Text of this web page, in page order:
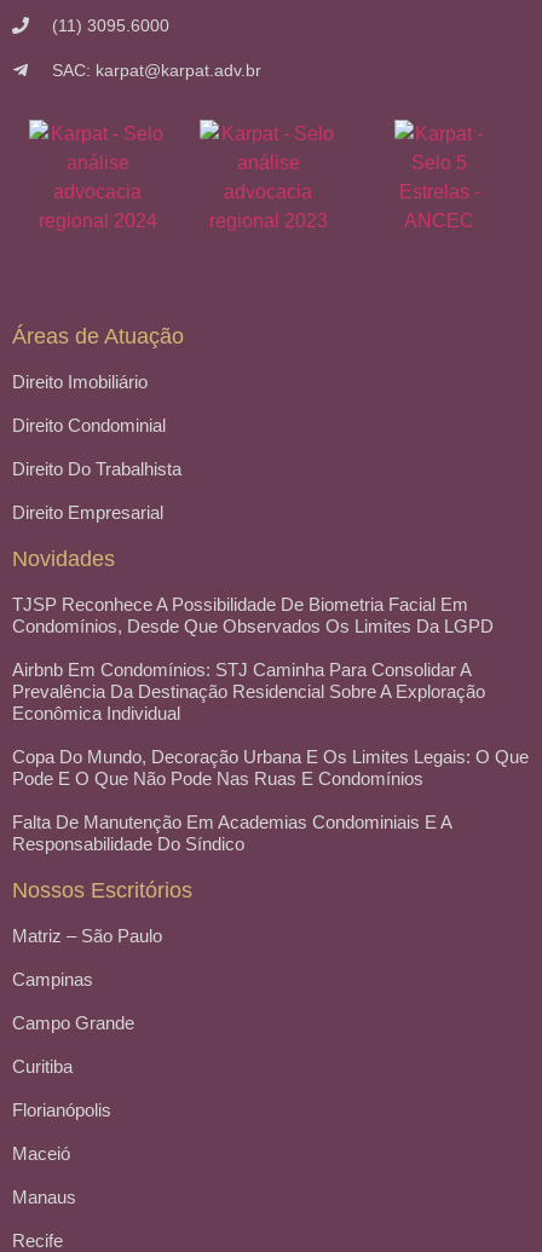
(11) 3095.6000
SAC: karpat@karpat.adv.br
Áreas de Atuação
Direito Imobiliário
Direito Condominial
Direito Do Trabalhista
Direito Empresarial
Novidades
TJSP Reconhece A Possibilidade De Biometria Facial Em
Condomínios, Desde Que Observados Os Limites Da LGPD
Airbnb Em Condomínios: STJ Caminha Para Consolidar A
Prevalência Da Destinação Residencial Sobre A Exploração
Econômica Individual
Copa Do Mundo, Decoração Urbana E Os Limites Legais: O Que
Pode E O Que Não Pode Nas Ruas E Condomínios
Falta De Manutenção Em Academias Condominiais E A
Responsabilidade Do Síndico
Nossos Escritórios
Matriz – São Paulo
Campinas
Campo Grande
Curitiba
Florianópolis
Maceió
Manaus
Recife